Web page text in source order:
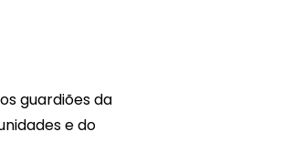
guardiões da
e do